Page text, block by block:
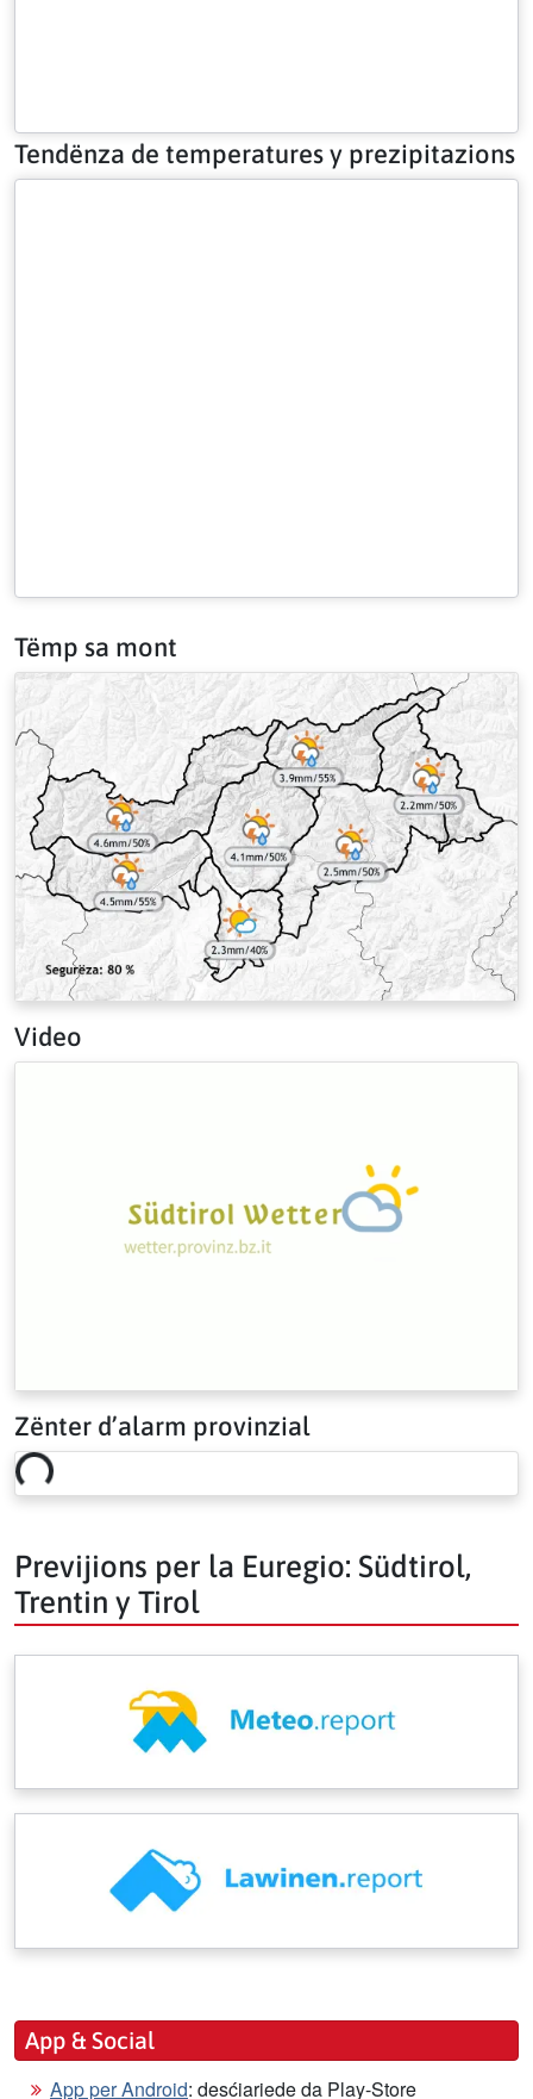
Tendënza de temperatures y prezipitazions
Tëmp sa mont
Video
Zënter d’alarm provinzial
Loading risk overview…
Previjions per la Euregio: Südtirol,
Trentin y Tirol
App & Social
App per Android: desćiariede da Play-Store